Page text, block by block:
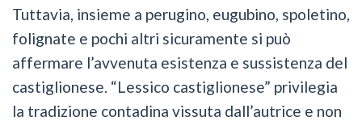
Tuttavia, insieme a perugino, eugubino, spoletino,
folignate e pochi altri sicuramente si può
affermare l’avvenuta esistenza e sussistenza del
castiglionese. “Lessico castiglionese” privilegia
la tradizione contadina vissuta dall’autrice e non